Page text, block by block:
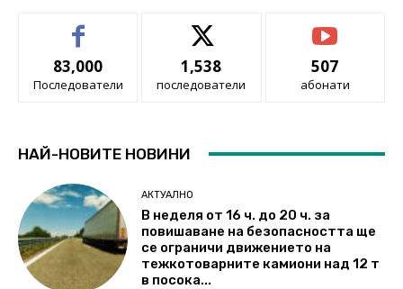
83,000
Последователи
1,538
последователи
507
абонати
НАЙ-НОВИТЕ НОВИНИ
АКТУАЛНО
В неделя от 16 ч. до 20 ч. за
повишаване на безопасността ще
се ограничи движението на
тежкотоварните камиони над 12 т
в посока...